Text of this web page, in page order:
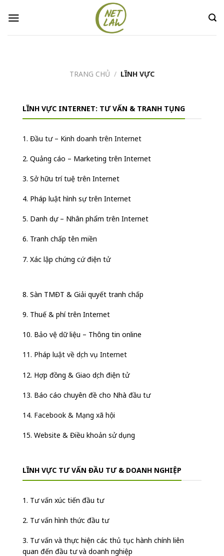
TRANG CHỦ / LĨNH VỰC
LĨNH VỰC INTERNET: TƯ VẤN & TRANH TỤNG
1. Đầu tư – Kinh doanh trên Internet
2. Quảng cáo – Marketing trên Internet
3. Sở hữu trí tuệ trên Internet
4. Pháp luật hình sự trên Internet
5. Danh dự – Nhân phẩm trên Internet
6. Tranh chấp tên miền
7. Xác lập chứng cứ điện tử
8. Sàn TMĐT & Giải quyết tranh chấp
9. Thuế & phí trên Internet
10. Bảo vệ dữ liệu – Thông tin online
11. Pháp luật về dịch vụ Internet
12. Hợp đồng & Giao dịch điện tử
13. Báo cáo chuyên đề cho Nhà đầu tư
14. Facebook & Mạng xã hội
15. Website & Điều khoản sử dụng
LĨNH VỰC TƯ VẤN ĐẦU TƯ & DOANH NGHIỆP
1. Tư vấn xúc tiến đầu tư
2. Tư vấn hình thức đầu tư
3. Tư vấn và thực hiện các thủ tục hành chính liên
quan đến đầu tư và doanh nghiệp